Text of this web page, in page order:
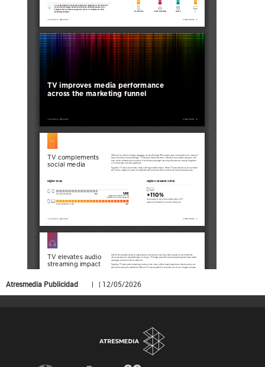
Atresmedia Publicidad | | 12/05/2026